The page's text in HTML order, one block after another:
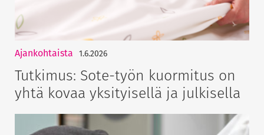
Ajankohtaista 1.6.2026
Tutkimus: Sote-työn kuormitus on
yhtä kovaa yksityisellä ja julkisella